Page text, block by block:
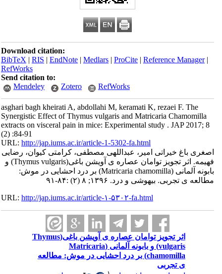
Download citation:
BibTeX|RIS|EndNote|Medlars|ProCite|Reference Manager
RefWorks
Send citation to:
Mendeley
Zotero RefWorks
asghari bagh kheirati A, abdollahi M, keramati K, rezaei F. The
Synergistic Effect of Thymus vulgaris and Matricaria Chamomilla
extracts on visceral pain in mice: Experimental study . JAP 2017; 8
(2) :84-91
URL:http://jap.iums.ac.ir/article-1-5302-fa.html
اصغری باغ خیراتی امیر، عبداللهی مصطفی، کرامتی کیوان، رضایی
فهیمه. اثر تجویز توامان عصاره ی آویشن باغی(Thymus vulgaris) و
بابونه آلمانی (Matricaria chamomilla) بر درد احشایی در موش:
مطالعه ی تجربی. بیهوشی و درد. ۱۳۹۶; ۸ (۲) :۸۴-۹۱
URL:http://jap.iums.ac.ir/article-۱-۵۳۰۲-fa.html
اثر تجویز توامان عصاره ی آویشن باغی(Thymus
vulgaris) و بابونه آلمانی (Matricaria
chamomilla) بر درد احشایی در موش: مطالعه
ی تجربی